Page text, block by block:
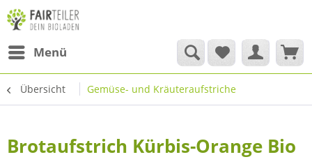
Menü
Übersicht Gemüse- und Kräuteraufstriche
Brotaufstrich Kürbis-Orange Bio